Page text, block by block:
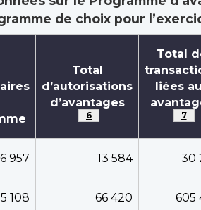
de choix pour
Total
d’autorisations
d’avantages
Note de bas de page
6
Total
liées
7
6 957 13 584 30
5 108 66 420 605